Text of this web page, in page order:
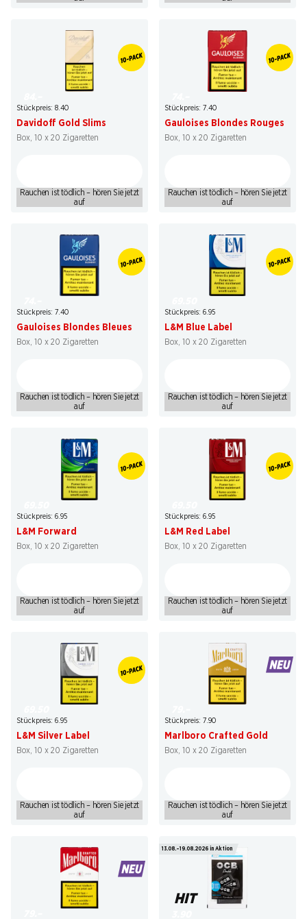
Stückpreis: 8.40
Davidoff Gold Slims
Box, 10 x 20 Zigaretten
Rauchen ist tödlich – hören Sie jetzt
auf
Stückpreis: 7.40
Gauloises Blondes Rouges
Box, 10 x 20 Zigaretten
Rauchen ist tödlich – hören Sie jetzt
auf
Stückpreis: 7.40
Gauloises Blondes Bleues
Box, 10 x 20 Zigaretten
Rauchen ist tödlich – hören Sie jetzt
auf
Stückpreis: 6.95
L&M Blue Label
Box, 10 x 20 Zigaretten
Rauchen ist tödlich – hören Sie jetzt
auf
Stückpreis: 6.95
L&M Forward
Box, 10 x 20 Zigaretten
Rauchen ist tödlich – hören Sie jetzt
auf
Stückpreis: 6.95
L&M Red Label
Box, 10 x 20 Zigaretten
Rauchen ist tödlich – hören Sie jetzt
auf
Stückpreis: 6.95
L&M Silver Label
Box, 10 x 20 Zigaretten
Rauchen ist tödlich – hören Sie jetzt
auf
Stückpreis: 7.90
Marlboro Crafted Gold
Box, 10 x 20 Zigaretten
Rauchen ist tödlich – hören Sie jetzt
auf
13.08.–19.08.2026 in Aktion
HIT